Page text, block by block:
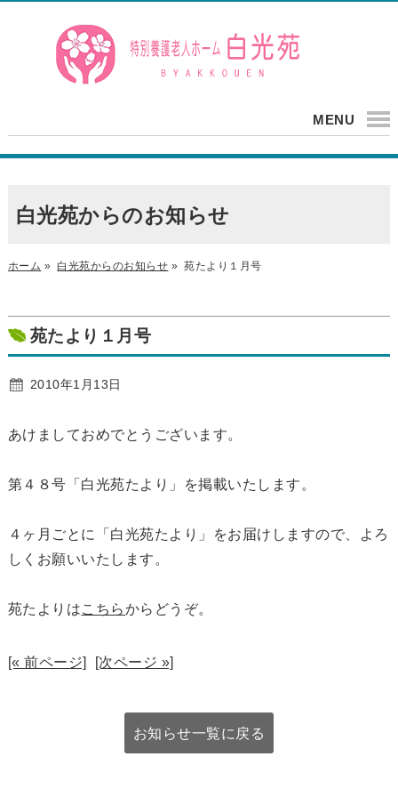
MENU
白光苑からのお知らせ
ホーム » 白光苑からのお知らせ » 苑たより１月号
苑たより１月号
2010年1月13日
あけましておめでとうございます。
第４８号「白光苑たより」を掲載いたします。
４ヶ月ごとに「白光苑たより」をお届けしますので、よろ
しくお願いいたします。
苑たよりはこちらからどうぞ。
[« 前ページ] [次ページ »]
お知らせ一覧に戻る